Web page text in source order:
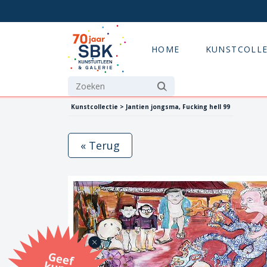
HOME
Kunstcollectie > Jantien jongsma, Fucking hell 99
G
eef
u
n
st
a
d
o
m
et
e SB
K
u
n
stb
o
n
« Terug